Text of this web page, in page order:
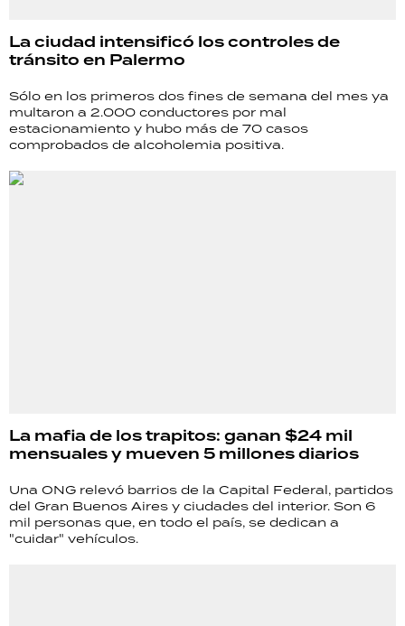
La ciudad intensificó los controles de
tránsito en Palermo
Sólo en los primeros dos fines de semana del mes ya
multaron a 2.000 conductores por mal
estacionamiento y hubo más de 70 casos
comprobados de alcoholemia positiva.
La mafia de los trapitos: ganan $24 mil
mensuales y mueven 5 millones diarios
Una ONG relevó barrios de la Capital Federal, partidos
del Gran Buenos Aires y ciudades del interior. Son 6
mil personas que, en todo el país, se dedican a
"cuidar" vehículos.